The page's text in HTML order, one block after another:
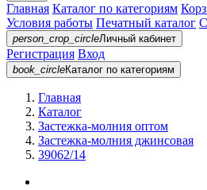
Главная Каталог по категориям
Условия работы Печатный каталог
person_crop_circleЛичный кабинет
Регистрация Вход
book_circleКаталог по категориям
Главная
Каталог
Застежка-молния оптом
Застежка-молния джинсовая
39062/14